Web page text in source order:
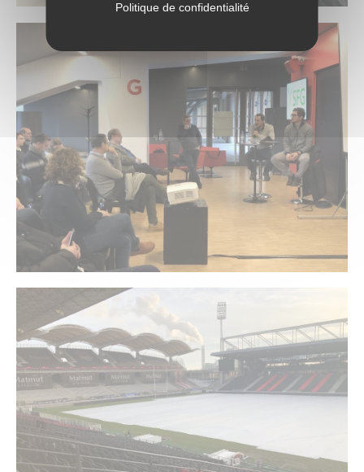
Politique de confidentialité